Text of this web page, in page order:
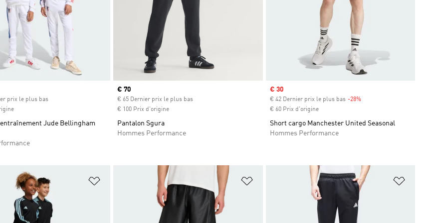
prix le plus bas
Jude Bellingham
Prix actuel
€ 70
€ 65 Dernier prix le plus bas
€ 100 Prix d'origine
Pantalon Sgura
Hommes Performance
Prix soldé
€ 30
€ 42 Dernier prix le plus bas -28%Rabais
€ 60 Prix d'origine
Short cargo Manchester United Seasonal
Hommes Performance
de produits favoris Ajouter à la Liste de produits favoris Ajouter à la Liste de produits favoris